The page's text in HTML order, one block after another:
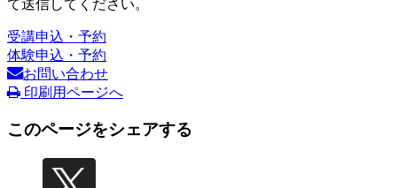
て送信してください。
受講申込・予約
体験申込・予約
お問い合わせ
印刷用ページへ
このページをシェアする